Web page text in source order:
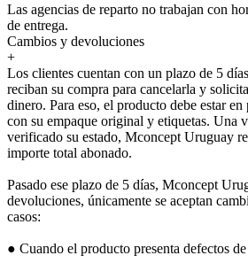
Las agencias de reparto no trabajan con
de entrega.
Cambios y devoluciones
+
Los clientes cuentan con un plazo de 5
reciban su compra para cancelarla y
dinero. Para eso, el producto debe estar en
con su empaque original y etiquetas. Una
verificado su estado, Mconcept Uruguay
importe total abonado.
Pasado ese plazo de 5 días, Mconcept
devoluciones, únicamente se aceptan
casos:
● Cuando el producto presenta defectos